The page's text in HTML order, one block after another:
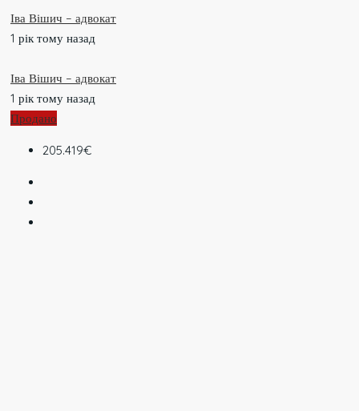
Іва Вішич – адвокат
1 рік тому назад
Іва Вішич – адвокат
1 рік тому назад
Продано
205.419€